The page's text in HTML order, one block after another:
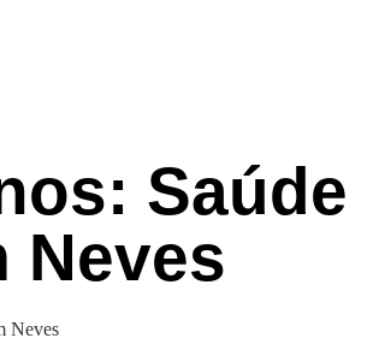
Saúde
Neves